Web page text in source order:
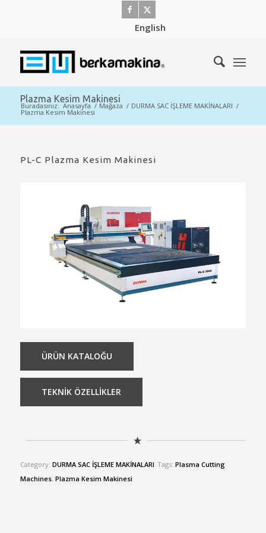
English
Plazma Kesim Makinesi
Buradasınız: Anasayfa / Mağaza / DURMA SAC İŞLEME MAKİNALARI /
Plazma Kesim Makinesi
PL-C Plazma Kesim Makinesi
ÜRÜN KATALOĞU
TEKNİK ÖZELLİKLER
Category: DURMA SAC İŞLEME MAKİNALARI Tags: Plasma Cutting
Machines, Plazma Kesim Makinesi